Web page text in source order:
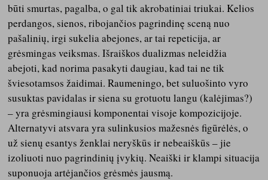
būti smurtas, pagalba, o gal tik akrobatiniai triukai. Kelios
perdangos, sienos, ribojančios pagrindinę sceną nuo
pašalinių, irgi sukelia abejones, ar tai repeticija, ar
grėsmingas veiksmas. Išraiškos dualizmas neleidžia
abejoti, kad norima pasakyti daugiau, kad tai ne tik
šviesotamsos žaidimai. Raumeningo, bet suluošinto vyro
susuktas pavidalas ir siena su grotuotu langu (kalėjimas?)
– yra grėsmingiausi komponentai visoje kompozicijoje.
Alternatyvi atsvara yra sulinkusios mažesnės figūrėlės, o
už sienų esantys ženklai neryškūs ir nebeaiškūs – jie
izoliuoti nuo pagrindinių įvykių. Neaiški ir klampi situacija
suponuoja artėjančios grėsmės jausmą.